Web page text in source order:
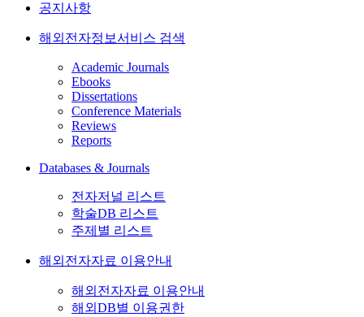
공지사항
해외전자정보서비스 검색
Academic Journals
Ebooks
Dissertations
Conference Materials
Reviews
Reports
Databases & Journals
전자저널 리스트
학술DB 리스트
주제별 리스트
해외전자자료 이용안내
해외전자자료 이용안내
해외DB별 이용권한